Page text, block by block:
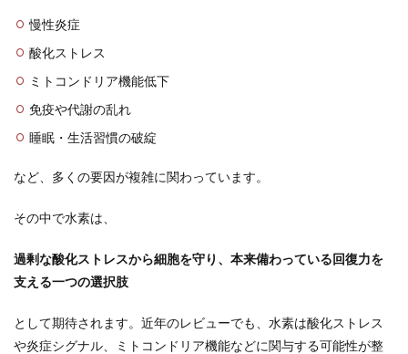
慢性炎症
酸化ストレス
ミトコンドリア機能低下
免疫や代謝の乱れ
睡眠・生活習慣の破綻
など、多くの要因が複雑に関わっています。
その中で水素は、
過剰な酸化ストレスから細胞を守り、本来備わっている回復力を
支える一つの選択肢
として期待されます。近年のレビューでも、水素は酸化ストレス
や炎症シグナル、ミトコンドリア機能などに関与する可能性が整